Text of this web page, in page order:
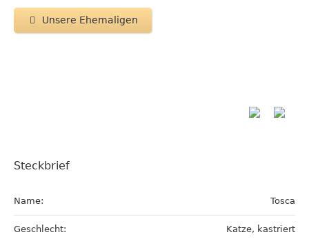
Unsere Ehemaligen
Steckbrief
Name: Tosca
Geschlecht: Katze, kastriert